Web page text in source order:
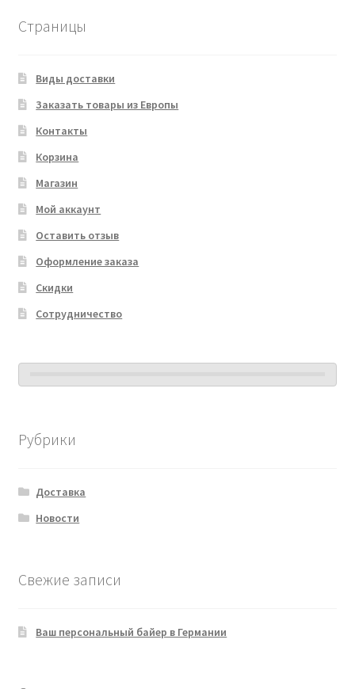
Страницы
Виды доставки
Заказать товары из Европы
Контакты
Корзина
Магазин
Мой аккаунт
Оставить отзыв
Оформление заказа
Скидки
Сотрудничество
Рубрики
Доставка
Новости
Свежие записи
Ваш персональный байер в Германии